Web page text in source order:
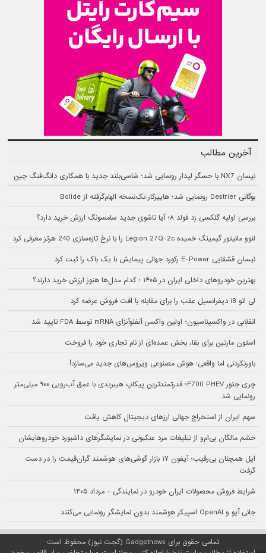
آخرین مطالب
نیسان NX7 با حسگر لیدار رونمایی شد؛ شاسی‌بلند جدید با همکاری دانگ‌فنگ چین
بوگاتی Destrier رونمایی شد؛ هایپرکار تک‌نسخه الهام‌گرفته از Bolide
بررسی اولیه گلکسی زد فولد ۸؛ آیا تاشوی جدید سامسونگ ارزش خرید دارد؟
لنوو مانیتور گیمینگ خمیده Legion 27Q-2c را با نرخ تازه‌سازی 240 هرتز معرفی کرد
نیسان قشقایی E-Power رکورد جهانی پیمایش با یک باک را ثبت کرد
بهترین خودروهای داخلی ایران در ۱۴۰۵ ؛ کدام مدل‌ها هنوز ارزش خرید دارند؟
لی اتو i8 دیفرانسیل عقب را برای مقابله با افت فروش عرضه کرد
انقلابی در واکسیناسیون؛ اولین واکسن آنفلوآنزای mRNA توسط FDA تایید شد
استون مارتین برای بقا، بخش عمده‌ای از نام تجاری خود را فروخت
باورنکردنی اما واقعی: هوش مصنوعی ویروس‌های جدید می‌سازد!
چری جتور F700 PHEV؛ قدرتمندترین پیکاپ هیبریدی با عمق آب‌رویی ۹۰۰ میلی‌متر
رونمایی شد
سهم ایران از استخراج جهانی ارزهای دیجیتال کاهش یافت
خشم مالکان بی‌ام‌و از تبلیغات مرد عنکبوتی در نمایشگرهای داشبورد خودروهایشان
اپل همچنان بی‌رقیب؛ آیفون ۱۷ بازار گوشی‌های هوشمند گران‌قیمت را در دست
گرفت
شرایط فروش محصولات ایران خودرو در نمایندگی – مرداد ۱۴۰۵
جانی آیو و OpenAI اسپیکر هوشمند بدون نمایشگر رونمایی می‌کنند
تمامی حقوق برای Gadgetnews (گجت نیوز) محفوظ است